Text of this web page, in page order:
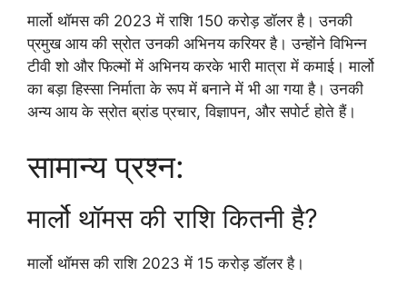
मार्लो थॉमस की 2023 में राशि 150 करोड़ डॉलर है। उनकी
प्रमुख आय की स्रोत उनकी अभिनय करियर है। उन्होंने विभिन्न
टीवी शो और फिल्मों में अभिनय करके भारी मात्रा में कमाई। मार्लो
का बड़ा हिस्सा निर्माता के रूप में बनाने में भी आ गया है। उनकी
अन्य आय के स्रोत ब्रांड प्रचार, विज्ञापन, और सपोर्ट होते हैं।
सामान्य प्रश्न:
मार्लो थॉमस की राशि कितनी है?
मार्लो थॉमस की राशि 2023 में 15 करोड़ डॉलर है।